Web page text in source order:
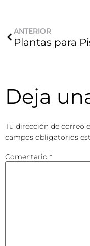
ANTERIOR
Deja
Tu dirección de correo
campos obligatorios
Comentario *